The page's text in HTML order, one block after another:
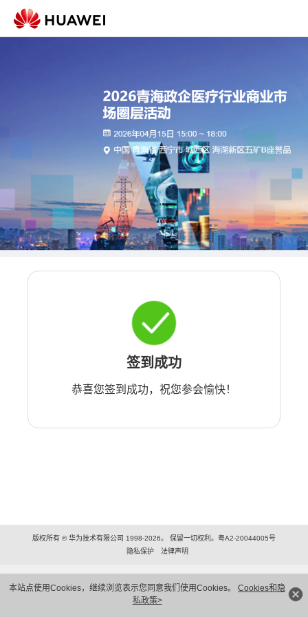
本站点使用Cookies，继续浏览表示您同意我们使用Cookies。 Cookies和隐
私政策>
签到成功
恭喜您签到成功，祝您参会愉快！
版权所有 © 华为技术有限公司 1998-2026。 保留一切权利。粤A2-20044005号
隐私保护
法律声明